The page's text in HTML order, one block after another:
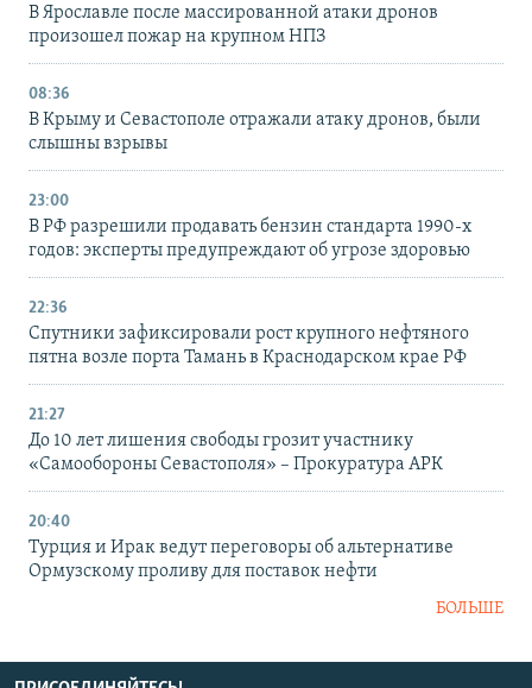
В Ярославле после массированной атаки дронов
произошел пожар на крупном НПЗ
08:36
В Крыму и Севастополе отражали атаку дронов, были
слышны взрывы
23:00
В РФ разрешили продавать бензин стандарта 1990-х
годов: эксперты предупреждают об угрозе здоровью
22:36
Спутники зафиксировали рост крупного нефтяного
пятна возле порта Тамань в Краснодарском крае РФ
21:27
До 10 лет лишения свободы грозит участнику
«Самообороны Севастополя» – Прокуратура АРК
20:40
Турция и Ирак ведут переговоры об альтернативе
Ормузскому проливу для поставок нефти
БОЛЬШЕ